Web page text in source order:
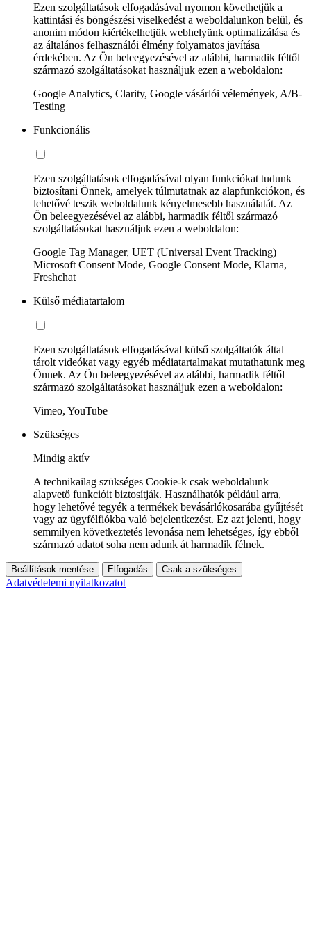
Ezen szolgáltatások elfogadásával nyomon követhetjük a
kattintási és böngészési viselkedést a weboldalunkon belül, és
anonim módon kiértékelhetjük webhelyünk optimalizálása és
az általános felhasználói élmény folyamatos javítása
érdekében. Az Ön beleegyezésével az alábbi, harmadik féltől
származó szolgáltatásokat használjuk ezen a weboldalon:
Google Analytics, Clarity, Google vásárlói vélemények, A/B-
Testing
Funkcionális
Ezen szolgáltatások elfogadásával olyan funkciókat tudunk
biztosítani Önnek, amelyek túlmutatnak az alapfunkciókon, és
lehetővé teszik weboldalunk kényelmesebb használatát. Az
Ön beleegyezésével az alábbi, harmadik féltől származó
szolgáltatásokat használjuk ezen a weboldalon:
Google Tag Manager, UET (Universal Event Tracking)
Microsoft Consent Mode, Google Consent Mode, Klarna,
Freshchat
Külső médiatartalom
Ezen szolgáltatások elfogadásával külső szolgáltatók által
tárolt videókat vagy egyéb médiatartalmakat mutathatunk meg
Önnek. Az Ön beleegyezésével az alábbi, harmadik féltől
származó szolgáltatásokat használjuk ezen a weboldalon:
Vimeo, YouTube
Szükséges
Mindig aktív
A technikailag szükséges Cookie-k csak weboldalunk
alapvető funkcióit biztosítják. Használhatók például arra,
hogy lehetővé tegyék a termékek bevásárlókosarába gyűjtését
vagy az ügyfélfiókba való bejelentkezést. Ez azt jelenti, hogy
semmilyen következtetés levonása nem lehetséges, így ebből
származó adatot soha nem adunk át harmadik félnek.
Beállítások mentése Elfogadás Csak a szükséges
Adatvédelemi nyilatkozatot